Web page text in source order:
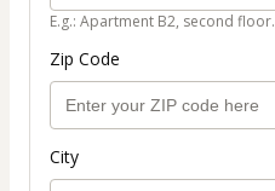
E.g.: Apartment B2, second floor.
Zip Code
City